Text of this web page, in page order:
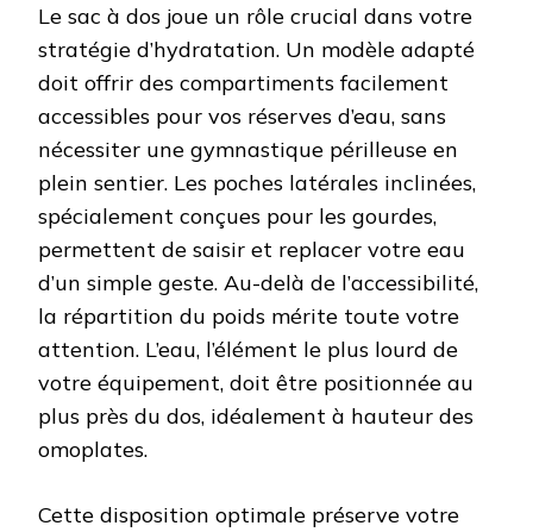
Le sac à dos joue un rôle crucial dans votre
stratégie d’hydratation. Un modèle adapté
doit offrir des compartiments facilement
accessibles pour vos réserves d’eau, sans
nécessiter une gymnastique périlleuse en
plein sentier. Les poches latérales inclinées,
spécialement conçues pour les gourdes,
permettent de saisir et replacer votre eau
d’un simple geste. Au-delà de l’accessibilité,
la répartition du poids mérite toute votre
attention. L’eau, l’élément le plus lourd de
votre équipement, doit être positionnée au
plus près du dos, idéalement à hauteur des
omoplates.
Cette disposition optimale préserve votre